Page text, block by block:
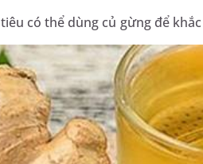
có thể dùng củ gừng để